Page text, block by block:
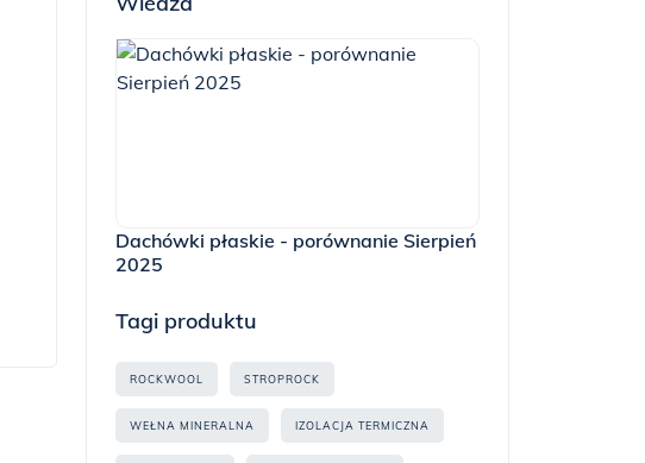
Dachówki płaskie - porównanie Sierpień
2025
Tagi produktu
ROCKWOOL STROPROCK
WEŁNA MINERALNA IZOLACJA TERMICZNA